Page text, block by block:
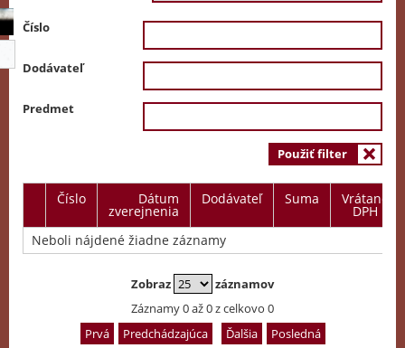
Číslo
Dodávateľ
Predmet
Použiť filter
Číslo Dátum
zverejnenia
Dodávateľ Suma Vrátane
DPH
Neboli nájdené žiadne záznamy
Zobraz
záznamov
Záznamy 0 až 0 z celkovo 0
Prvá
Predchádzajúca Ďalšia Posledná